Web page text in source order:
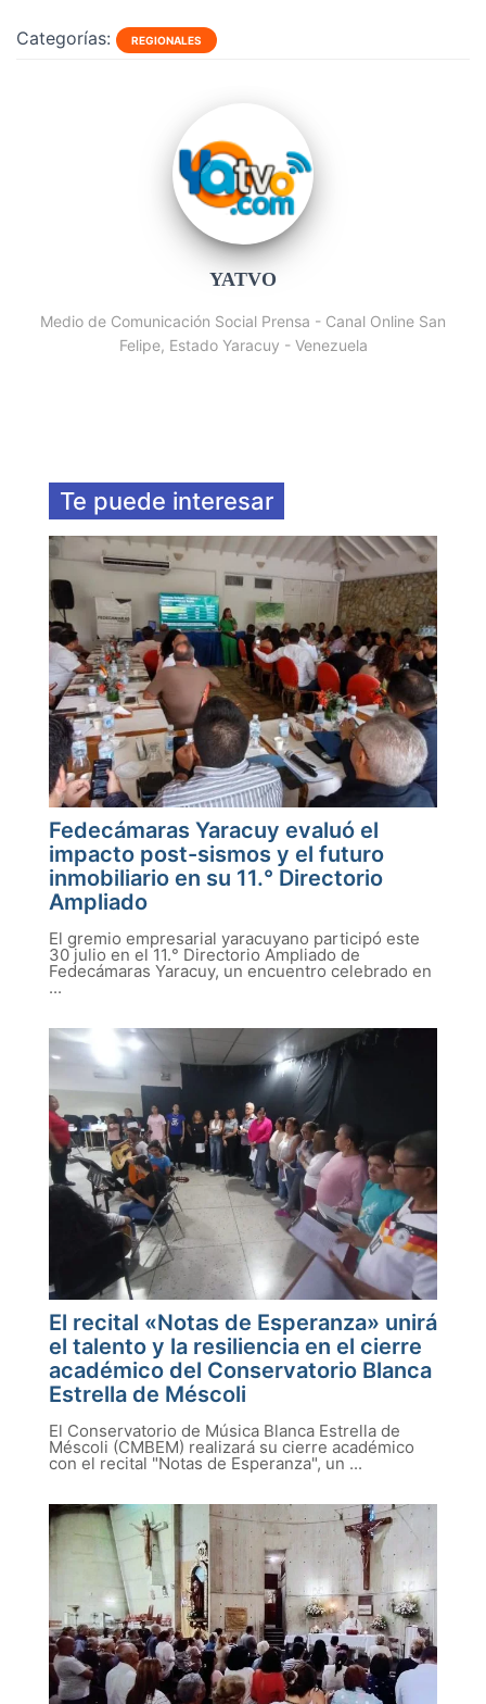
Categorías: REGIONALES
YATVO
Medio de Comunicación Social Prensa - Canal Online San
Felipe, Estado Yaracuy - Venezuela
Te puede interesar
Fedecámaras Yaracuy evaluó el
impacto post-sismos y el futuro
inmobiliario en su 11.° Directorio
Ampliado
El gremio empresarial yaracuyano participó este
30 julio en el 11.° Directorio Ampliado de
Fedecámaras Yaracuy, un encuentro celebrado en
...
El recital «Notas de Esperanza» unirá
el talento y la resiliencia en el cierre
académico del Conservatorio Blanca
Estrella de Méscoli
El Conservatorio de Música Blanca Estrella de
Méscoli (CMBEM) realizará su cierre académico
con el recital "Notas de Esperanza", un ...